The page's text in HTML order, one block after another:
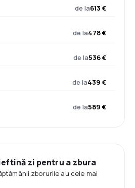
de la613 €
de la478 €
de la536 €
de la439 €
de la589 €
zi pentru a zbura
zborurile au cele mai